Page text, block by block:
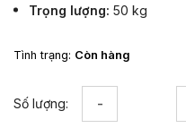
Trọng lượng 50 kg
Tình trạng: Còn hàng
Số lượng: